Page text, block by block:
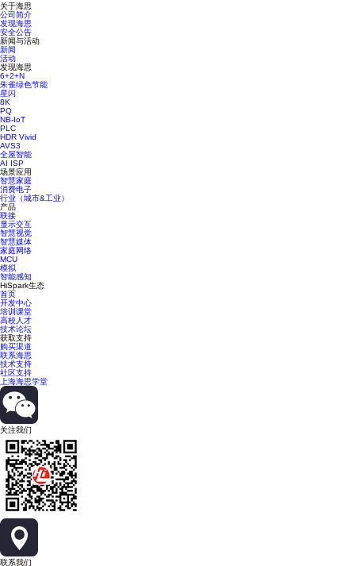
关于海思
公司简介
发现海思
安全公告
新闻与活动
新闻
活动
发现海思
6+2+N
朱雀绿色节能
星闪
8K
PQ
NB-IoT
PLC
HDR Vivid
AVS3
全屋智能
AI ISP
场景应用
智慧家庭
消费电子
行业（城市&工业）
产品
联接
显示交互
智慧视觉
智慧媒体
家庭网络
MCU
模拟
智能感知
HiSpark生态
首页
开发中心
培训课堂
高校人才
技术论坛
获取支持
购买渠道
联系海思
技术支持
社区支持
上海海思学堂
关注我们
联系我们